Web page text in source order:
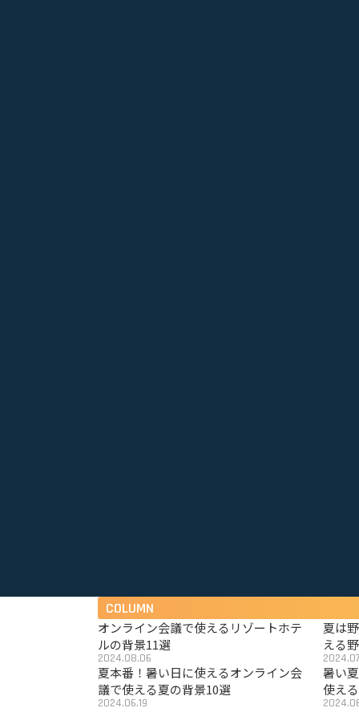
COLUMN
オンライン会議で使えるリゾートホテ
ルの背景11選
2024.08.06
夏は
える
夏本番！暑い日に使えるオンライン会
議で使える夏の背景10選
2024.06.19
暑い
使え